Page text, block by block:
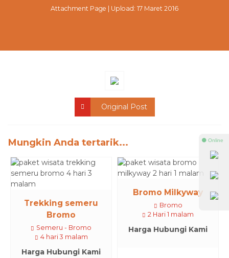
Attachment Page | Upload: 17 Maret 2016
Original Post
Mungkin Anda tertarik...
Trekking semeru
Bromo
Semeru - Bromo
4 hari 3 malam
Harga Hubungi Kami
Bromo Milkyway
Bromo
2 Hari 1 malam
Harga Hubungi Kami
⚫ Online